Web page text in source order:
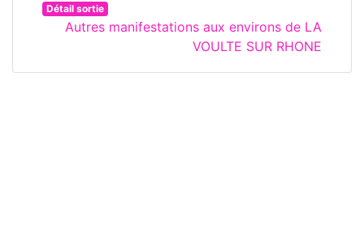
Détail sortie
Autres manifestations aux environs de LA
VOULTE SUR RHONE